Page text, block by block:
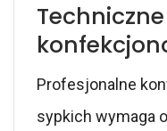
Profesjonalne
sypkich wymaga